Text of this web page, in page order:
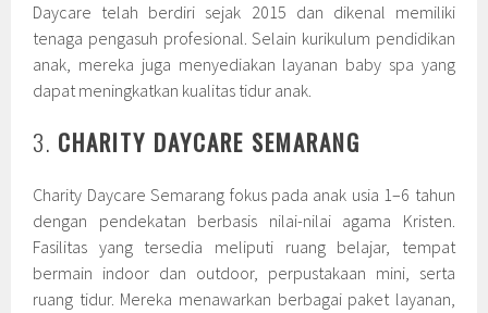
Daycare telah berdiri sejak 2015 dan dikenal memiliki
tenaga pengasuh profesional. Selain kurikulum pendidikan
anak, mereka juga menyediakan layanan baby spa yang
dapat meningkatkan kualitas tidur anak.
3. CHARITY DAYCARE SEMARANG
Charity Daycare Semarang fokus pada anak usia 1–6 tahun
dengan pendekatan berbasis nilai-nilai agama Kristen.
Fasilitas yang tersedia meliputi ruang belajar, tempat
bermain indoor dan outdoor, perpustakaan mini, serta
ruang tidur. Mereka menawarkan berbagai paket layanan,